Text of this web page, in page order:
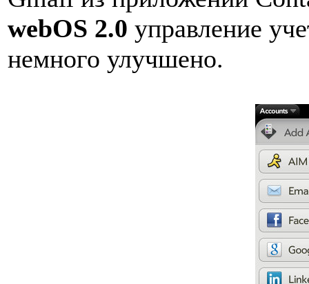
webOS 2.0 управление
немного улучшено.